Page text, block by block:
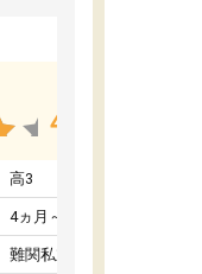
4.4
高3
4ヵ月～1年未満
難関私立受験対策